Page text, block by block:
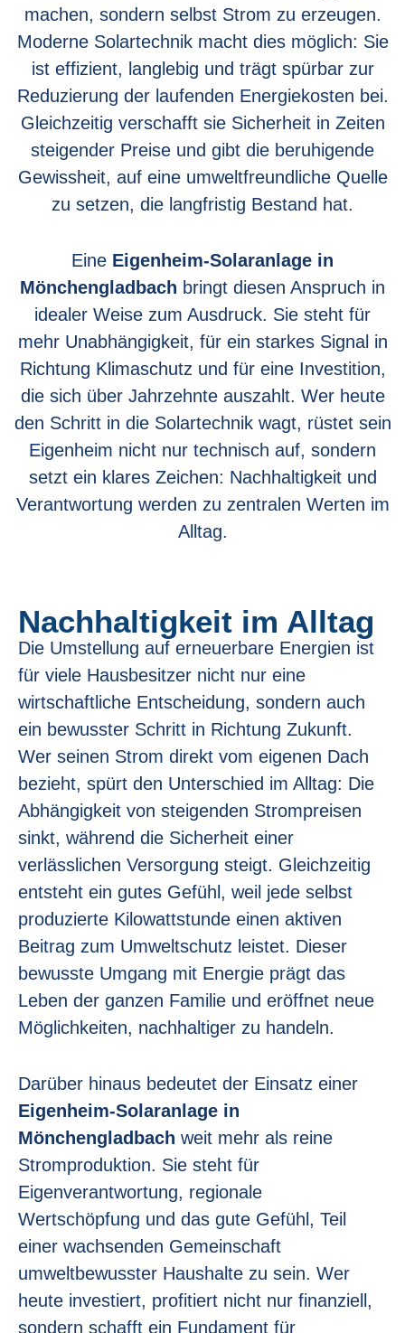
machen, sondern selbst Strom zu erzeugen.
Moderne Solartechnik macht dies möglich: Sie
ist effizient, langlebig und trägt spürbar zur
Reduzierung der laufenden Energiekosten bei.
Gleichzeitig verschafft sie Sicherheit in Zeiten
steigender Preise und gibt die beruhigende
Gewissheit, auf eine umweltfreundliche Quelle
zu setzen, die langfristig Bestand hat.
Eine Eigenheim-Solaranlage in
Mönchengladbach bringt diesen Anspruch in
idealer Weise zum Ausdruck. Sie steht für
mehr Unabhängigkeit, für ein starkes Signal in
Richtung Klimaschutz und für eine Investition,
die sich über Jahrzehnte auszahlt. Wer heute
den Schritt in die Solartechnik wagt, rüstet sein
Eigenheim nicht nur technisch auf, sondern
setzt ein klares Zeichen: Nachhaltigkeit und
Verantwortung werden zu zentralen Werten im
Alltag.
Nachhaltigkeit im Alltag
Die Umstellung auf erneuerbare Energien ist
für viele Hausbesitzer nicht nur eine
wirtschaftliche Entscheidung, sondern auch
ein bewusster Schritt in Richtung Zukunft.
Wer seinen Strom direkt vom eigenen Dach
bezieht, spürt den Unterschied im Alltag: Die
Abhängigkeit von steigenden Strompreisen
sinkt, während die Sicherheit einer
verlässlichen Versorgung steigt. Gleichzeitig
entsteht ein gutes Gefühl, weil jede selbst
produzierte Kilowattstunde einen aktiven
Beitrag zum Umweltschutz leistet. Dieser
bewusste Umgang mit Energie prägt das
Leben der ganzen Familie und eröffnet neue
Möglichkeiten, nachhaltiger zu handeln.
Darüber hinaus bedeutet der Einsatz einer
Eigenheim-Solaranlage in
Mönchengladbach weit mehr als reine
Stromproduktion. Sie steht für
Eigenverantwortung, regionale
Wertschöpfung und das gute Gefühl, Teil
einer wachsenden Gemeinschaft
umweltbewusster Haushalte zu sein. Wer
heute investiert, profitiert nicht nur finanziell,
sondern schafft ein Fundament für